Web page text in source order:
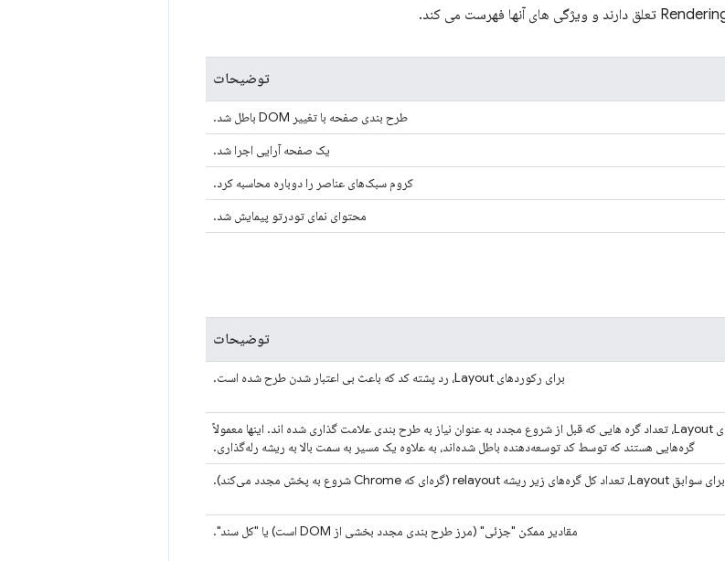
توضیحات
طرح بندی صفحه با تغییر DOM باطل شد.
یک صفحه آرایی اجرا شد.
کروم سبک‌های عناصر را دوباره محاسبه کرد.
محتوای نمای تودرتو پیمایش شد.
توضیحات
برای رکوردهای Layout، رد پشته کد که باعث بی اعتبار شدن طرح شده است.
برای رکوردهای Layout، تعداد گره هایی که قبل از شروع مجدد به عنوان نیاز به طرح بندی علامت گذاری شده اند. اینها معمولاً
گره‌هایی هستند که توسط کد توسعه‌دهنده باطل شده‌اند، به علاوه یک مسیر به سمت بالا به ریشه رله‌گذاری.
برای سوابق Layout، تعداد کل گره‌های زیر ریشه relayout (گره‌ای که Chrome شروع به پخش مجدد می‌کند).
مقادیر ممکن "جزئی" (مرز طرح بندی مجدد بخشی از DOM است) یا "کل سند".